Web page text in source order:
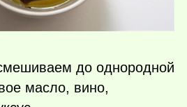
до однородной
масло, вино,